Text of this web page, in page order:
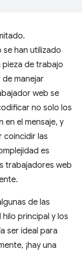
han utilizado
pieza de trabajo
manejar
web se
no solo los
en el mensaje, y
coincidir las
es
trabajadores web
de las
principal y los
ser ideal para
¡hay una